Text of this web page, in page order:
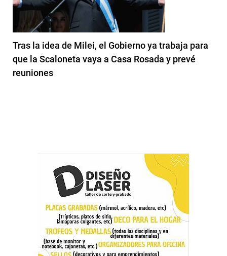
Tras la idea de Milei, el Gobierno ya trabaja para
que la Scaloneta vaya a Casa Rosada y prevé
reuniones